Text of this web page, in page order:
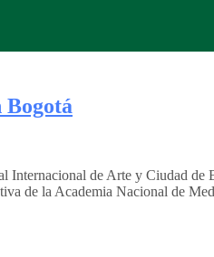
Bogotá
Internacional de Arte y Ciudad
de la Academia Nacional de